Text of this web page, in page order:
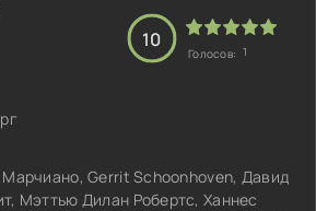
10
Голосов: 1
Gerrit Schoonhoven, Давид
Мэттью Дилан Робертс, Ханнес